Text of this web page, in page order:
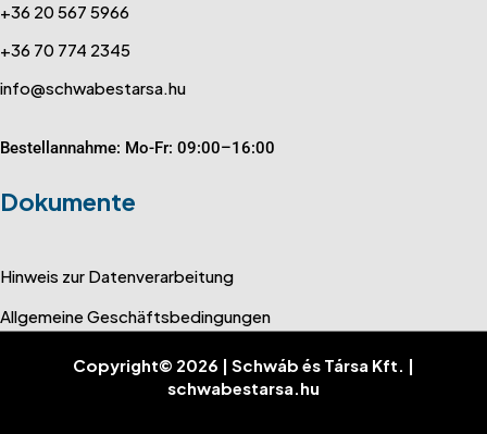
+36 20 567 5966
+36 70 774 2345
info@schwabestarsa.hu
Bestellannahme: Mo-Fr: 09:00–16:00
Dokumente
Hinweis zur Datenverarbeitung
Allgemeine Geschäftsbedingungen
Copyright© 2026 | Schwáb és Társa Kft. |
schwabestarsa.hu